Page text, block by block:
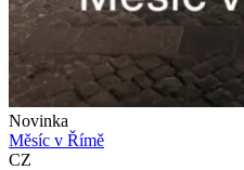
Novinka
Měsíc v Římě
CZ